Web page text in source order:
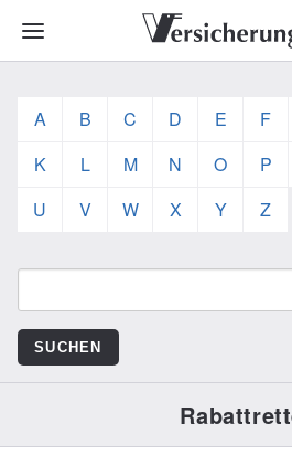
A B C D E F
K
L M N O P
U
V W X Y Z